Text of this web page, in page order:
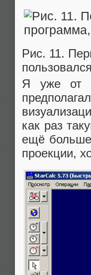
Рис. 11.
Я уже от
как раз
ещё
проекции,